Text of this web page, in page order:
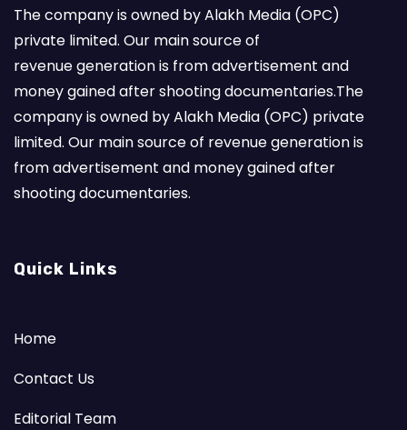
The company is owned by Alakh Media (OPC)
private limited. Our main source of
revenue generation is from advertisement and
money gained after shooting documentaries.The
company is owned by Alakh Media (OPC) private
limited. Our main source of revenue generation is
from advertisement and money gained after
shooting documentaries.
Quick Links
Home
Contact Us
Editorial Team